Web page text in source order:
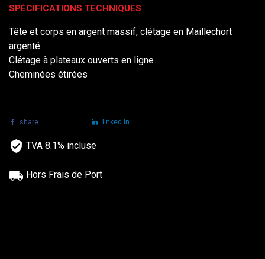
SPÉCIFICATIONS TECHNIQUES
Tête et corps en argent massif, clétage en Maillechort
argenté
Clétage à plateaux ouverts en ligne
Cheminées étirées
share linked in
TVA 8.1% incluse
Hors Frais de Port